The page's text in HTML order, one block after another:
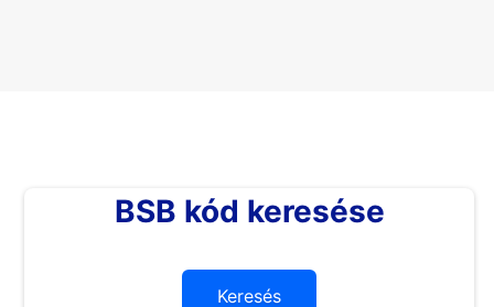
BSB kód keresése
Keresés